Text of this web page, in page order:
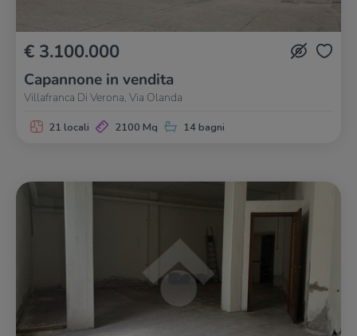
€ 3.100.000
Capannone in vendita
Villafranca Di Verona, Via Olanda
21 locali 2100 Mq 14 bagni